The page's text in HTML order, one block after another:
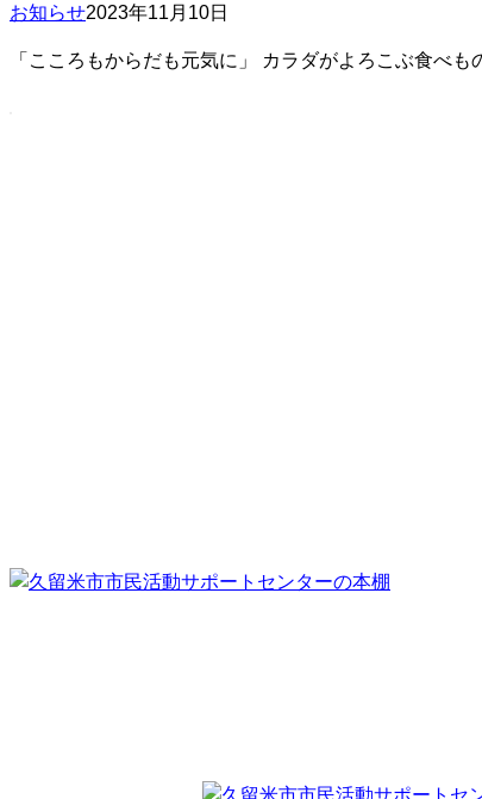
お知らせ2023年11月10日
「こころもからだも元気に」 カラダがよろこぶ食べ